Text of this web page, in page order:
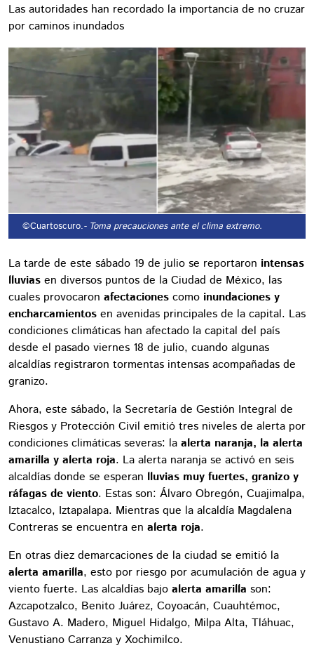
Las autoridades han recordado la importancia de no cruzar
por caminos inundados
©Cuartoscuro.- Toma precauciones ante el clima extremo.
La tarde de este sábado 19 de julio se reportaron intensas
lluvias en diversos puntos de la Ciudad de México, las
cuales provocaron afectaciones como inundaciones y
encharcamientos en avenidas principales de la capital. Las
condiciones climáticas han afectado la capital del país
desde el pasado viernes 18 de julio, cuando algunas
alcaldías registraron tormentas intensas acompañadas de
granizo.
Ahora, este sábado, la Secretaría de Gestión Integral de
Riesgos y Protección Civil emitió tres niveles de alerta por
condiciones climáticas severas: la alerta naranja, la alerta
amarilla y alerta roja. La alerta naranja se activó en seis
alcaldías donde se esperan lluvias muy fuertes, granizo y
ráfagas de viento. Estas son: Álvaro Obregón, Cuajimalpa,
Iztacalco, Iztapalapa. Mientras que la alcaldía Magdalena
Contreras se encuentra en alerta roja.
En otras diez demarcaciones de la ciudad se emitió la
alerta amarilla, esto por riesgo por acumulación de agua y
viento fuerte. Las alcaldías bajo alerta amarilla son:
Azcapotzalco, Benito Juárez, Coyoacán, Cuauhtémoc,
Gustavo A. Madero, Miguel Hidalgo, Milpa Alta, Tláhuac,
Venustiano Carranza y Xochimilco.